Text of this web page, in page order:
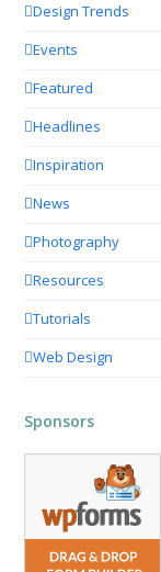
Design Trends
Events
Featured
Headlines
Inspiration
News
Photography
Resources
Tutorials
Web Design
Sponsors